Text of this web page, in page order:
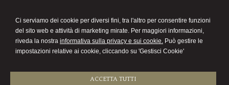
Ci serviamo dei cookie per diversi fini, tra l'altro per consentire funzioni
del sito web e attività di marketing mirate. Per maggiori informazioni,
riveda la nostra informativa sulla privacy e sui cookie. Può gestire le
impostazioni relative ai cookie, cliccando su 'Gestisci Cookie'
ACCETTA TUTTI
commercialista
Menu